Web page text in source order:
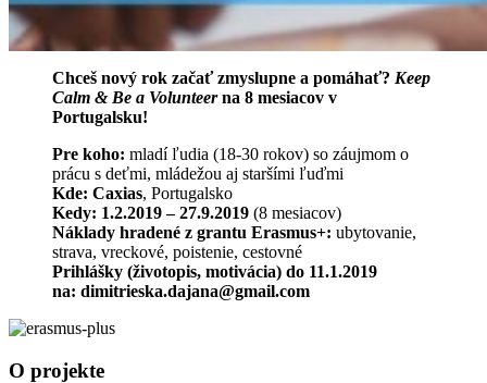
Chceš nový rok začať zmyslupne a pomáhať? Keep
Calm & Be a Volunteer na 8 mesiacov v
Portugalsku!
Pre koho: mladí ľudia (18-30 rokov) so záujmom o
prácu s deťmi, mládežou aj staršími ľuďmi
Kde: Caxias, Portugalsko
Kedy: 1.2.2019 – 27.9.2019 (8 mesiacov)
Náklady hradené z grantu Erasmus+: ubytovanie,
strava, vreckové, poistenie, cestovné
Prihlášky (životopis, motivácia) do 11.1.2019
na: dimitrieska.dajana@gmail.com
O projekte